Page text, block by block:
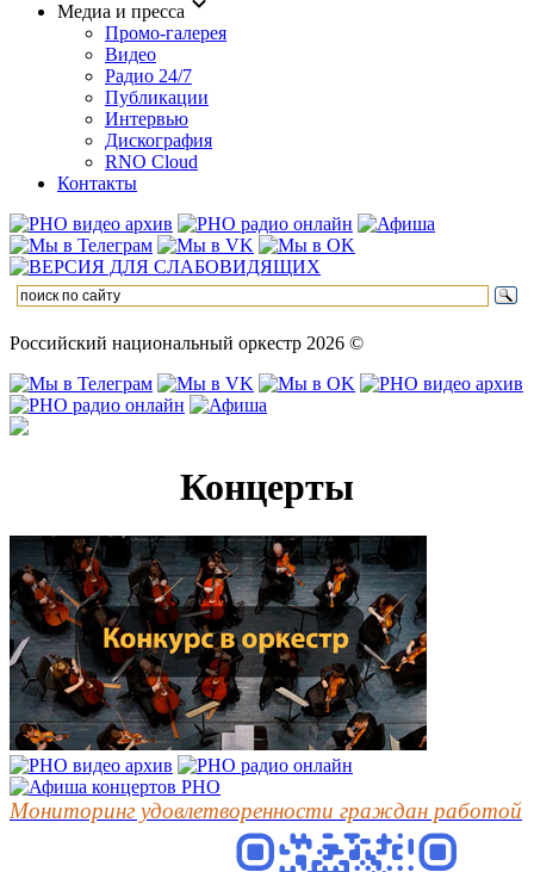
Медиа и пресса
Промо-галерея
Видео
Радио 24/7
Публикации
Интервью
Дискография
RNO Cloud
Контакты
Российский национальный оркестр 2026 ©
Концерты
Мониторинг удовлетворенности граждан работой